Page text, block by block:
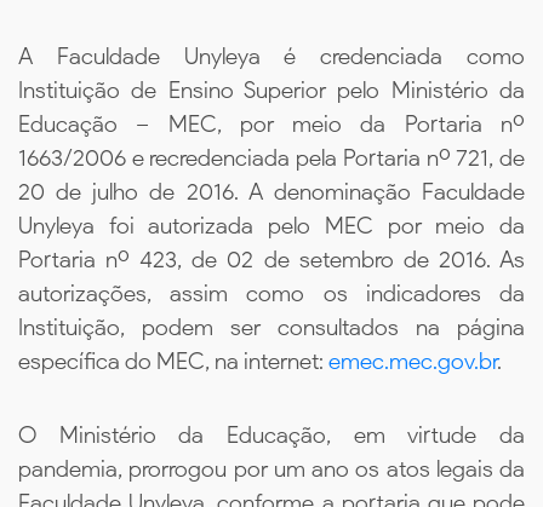
A Faculdade Unyleya é credenciada como
Instituição de Ensino Superior pelo Ministério da
Educação – MEC, por meio da Portaria nº
1663/2006 e recredenciada pela Portaria nº 721, de
20 de julho de 2016. A denominação Faculdade
Unyleya foi autorizada pelo MEC por meio da
Portaria nº 423, de 02 de setembro de 2016. As
autorizações, assim como os indicadores da
Instituição, podem ser consultados na página
específica do MEC, na internet: emec.mec.gov.br.
O Ministério da Educação, em virtude da
pandemia, prorrogou por um ano os atos legais da